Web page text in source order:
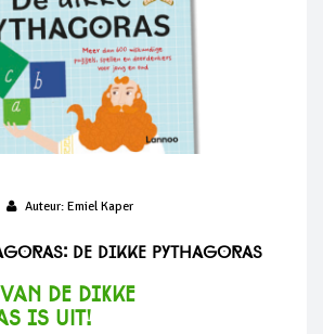
Auteur: Emiel Kaper
De Dikke Pythagoras
De DiKke
is UIT!